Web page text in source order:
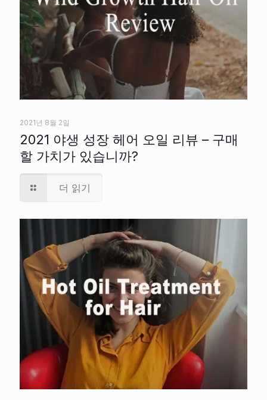
2021년 8월 2일
2021 야생 성장 헤어 오일 리뷰 – 구매
할 가치가 있습니까?
더 읽기